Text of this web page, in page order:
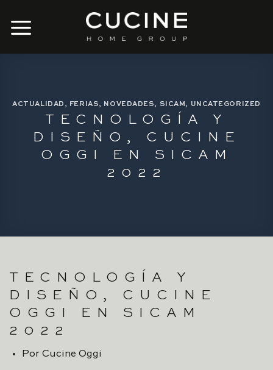
content
ACTUALIDAD , FERIAS, NOVEDADES, SICAM , UNCATEGORIZED
TECNOLOGÍA Y
DISEÑO, CUCINE
OGGI EN SICAM
2022
TECNOLOGÍA Y
DISEÑO, CUCINE
OGGI EN SICAM
2022
Por Cucine Oggi